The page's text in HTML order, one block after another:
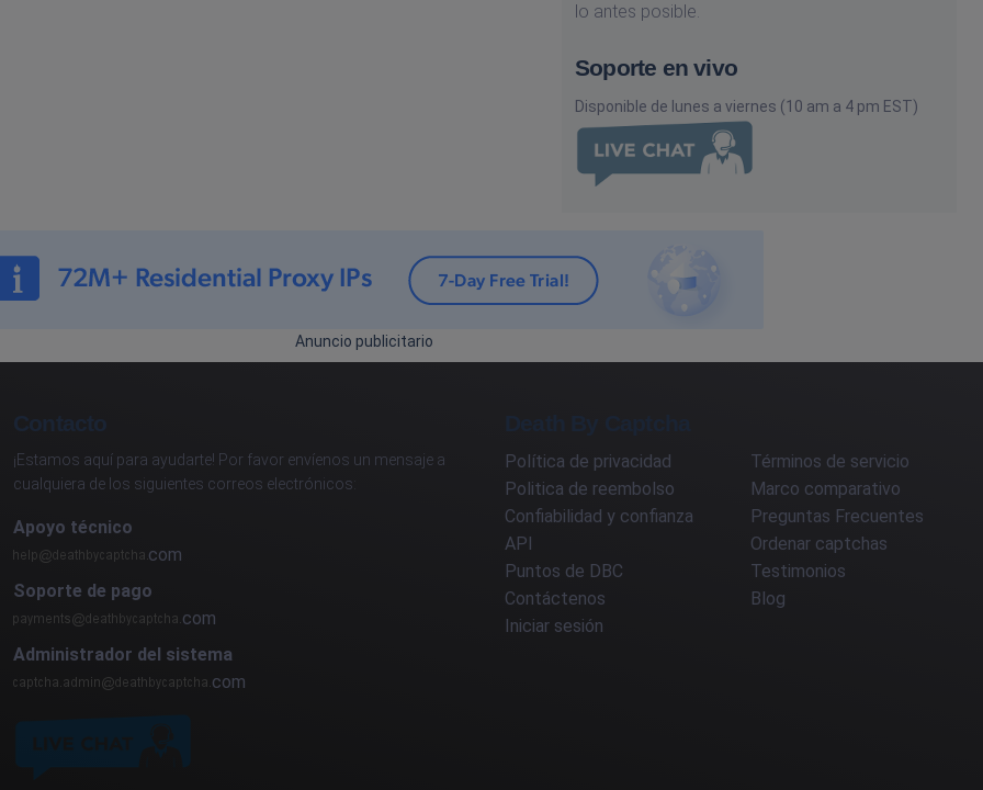
lo antes posible.
Soporte en vivo
Disponible de lunes a viernes (10 am a 4 pm EST)
Anuncio publicitario
Contacto
¡Estamos aquí para ayudarte! Por favor envíenos un mensaje a
cualquiera de los siguientes correos electrónicos:
Apoyo técnico
com
Soporte de pago
com
Administrador del sistema
com
Política de privacidad
Términos de servicio
Politica de reembolso
Marco comparativo
Confiabilidad y confianza
Preguntas Frecuentes
API
Ordenar captchas
Puntos de DBC
Testimonios
Contáctenos
Blog
Iniciar sesión